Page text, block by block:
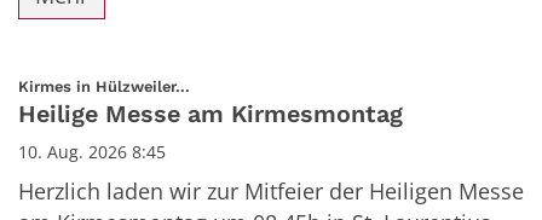
Kirmes in Hülzweiler...
Heilige Messe am Kirmesmontag
10. Aug. 2026 8:45
Herzlich laden wir zur Mitfeier der Heiligen Messe